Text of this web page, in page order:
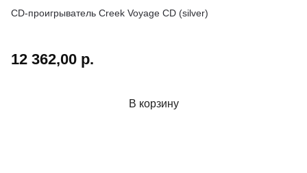
CD-проигрыватель Creek Voyage CD (silver)
12 362,00 р.
В корзину